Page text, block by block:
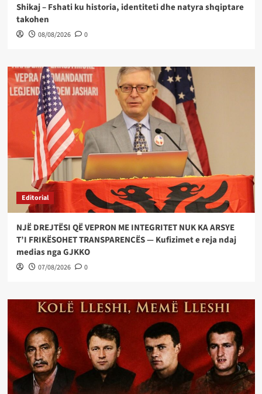
Shikaj – Fshati ku historia, identiteti dhe natyra shqiptare
takohen
08/08/2026 0
Editorial
NJË DREJTËSI QË VEPRON ME INTEGRITET NUK KA ARSYE
T’I FRIKËSOHET TRANSPARENCËS — Kufizimet e reja ndaj
medias nga GJKKO
07/08/2026 0